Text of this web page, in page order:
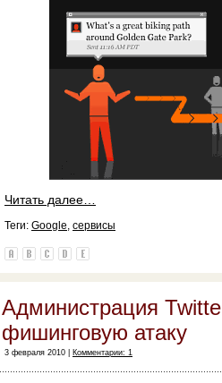
Читать далее…
Теги: Google, сервисы
Администрация
фишинговую атаку
3 февраля 2010 | Комментарии: 1